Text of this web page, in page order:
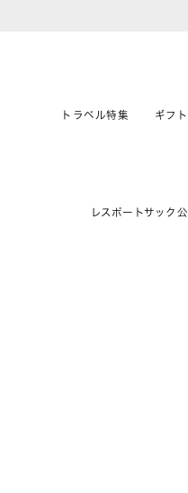
トラベル特集 ギフト
レスポートサック